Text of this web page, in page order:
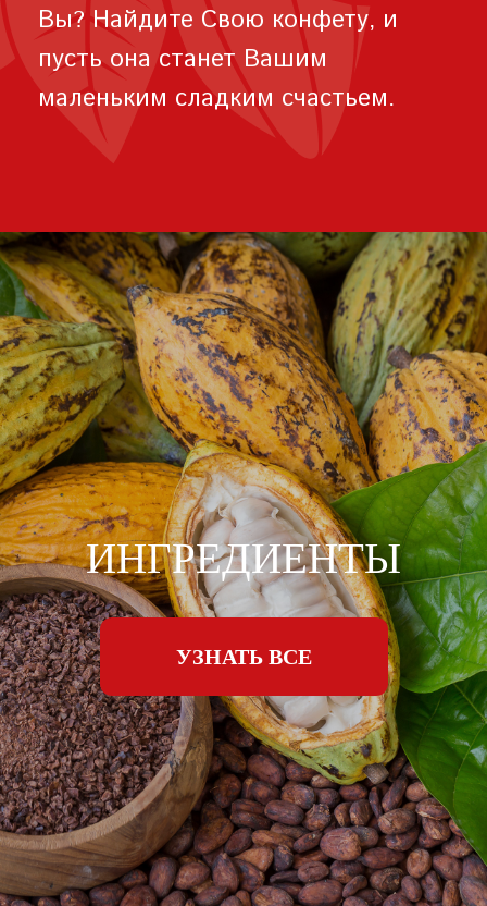
Вы? Найдите Свою конфету, и
пусть она станет Вашим
маленьким сладким счастьем.
ИНГРЕДИЕНТЫ
УЗНАТЬ ВСЕ